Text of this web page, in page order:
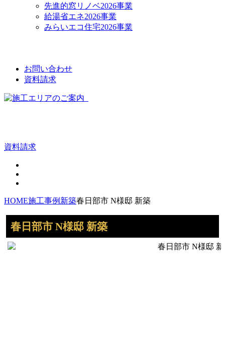
先進的窓リノベ2026事業
給湯省エネ2026事業
みらいエコ住宅2026事業
お問い合わせ
資料請求
資料請求
HOME施工事例 新築春日部市 N様邸 新築
春日部市 N様邸 新築